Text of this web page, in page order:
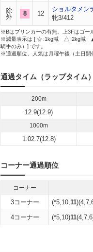
除
外
8 12
ショルタメン
牝3/412
※Bはブリンカーの有無。上3Fはゴー
※減量表示は [
:1kg減 :2kg減
騎手のみ）] です。
※通過順位、人気は月曜午後（土日開
通過タイム（ラップタイム）
200m
12.9(12.9)
1000m
1:02.7(12.8)
コーナー通過順位
コーナー
3コーナー (*5,10,11
4コーナー (*5,10)11